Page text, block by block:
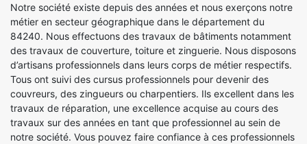
Notre société existe depuis des années et nous exerçons notre
métier en secteur géographique dans le département du
84240. Nous effectuons des travaux de bâtiments notamment
des travaux de couverture, toiture et zinguerie. Nous disposons
d’artisans professionnels dans leurs corps de métier respectifs.
Tous ont suivi des cursus professionnels pour devenir des
couvreurs, des zingueurs ou charpentiers. Ils excellent dans les
travaux de réparation, une excellence acquise au cours des
travaux sur des années en tant que professionnel au sein de
notre société. Vous pouvez faire confiance à ces professionnels